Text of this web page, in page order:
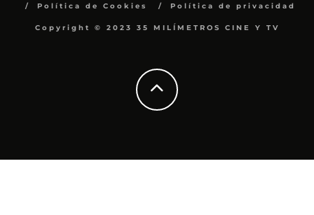
Política de Cookies
Política de privacidad
Copyright © 2023 35 MILÍMETROS CINE Y TV